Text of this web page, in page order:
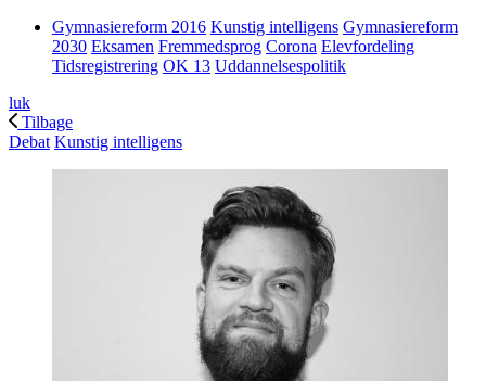
Gymnasiereform 2016 Kunstig intelligens Gymnasiereform
2030 Eksamen Fremmedsprog Corona Elevfordeling
Tidsregistrering OK 13 Uddannelsespolitik
luk
Tilbage
Debat Kunstig intelligens